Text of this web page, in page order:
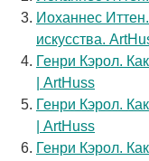
Иоханнес
искусства.
Генри Кэрол.
| ArtHuss
Генри Кэрол.
| ArtHuss
Генри Кэрол.